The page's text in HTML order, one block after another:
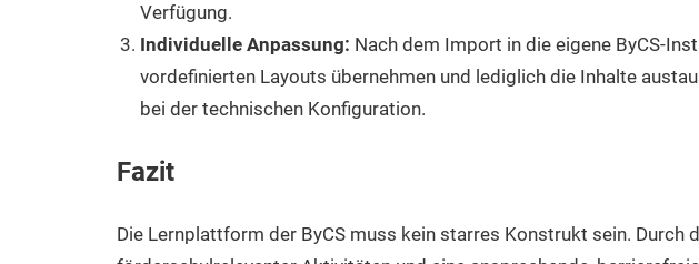
Verfügung.
Individuelle Anpassung: Nach dem Import in die eigene ByCS-
vordefinierten Layouts übernehmen und lediglich die Inhalte
bei der technischen Konfiguration.
Fazit
Die Lernplattform der ByCS muss kein starres Konstrukt sein. Durch